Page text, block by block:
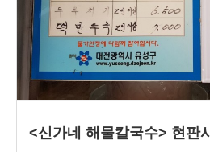
<신가네 해물칼국수> 현판